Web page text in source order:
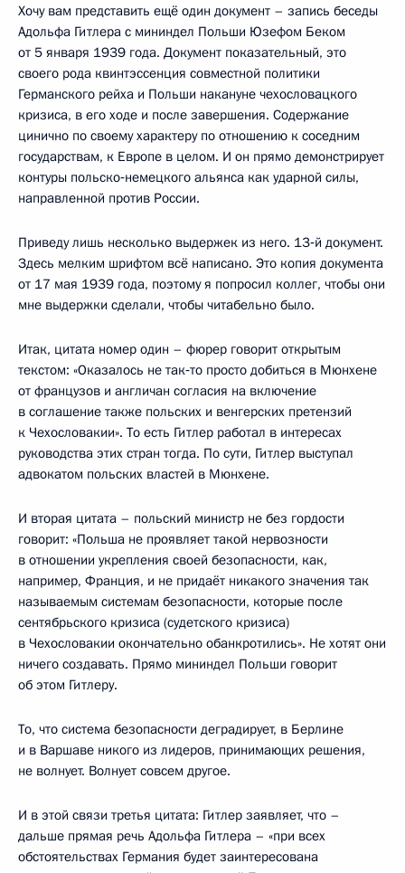
Хочу вам представить ещё один документ – запись беседы
Адольфа Гитлера с мининдел Польши Юзефом Беком
от 5 января 1939 года. Документ показательный, это
своего рода квинтэссенция совместной политики
Германского рейха и Польши накануне чехословацкого
кризиса, в его ходе и после завершения. Содержание
цинично по своему характеру по отношению к соседним
государствам, к Европе в целом. И он прямо демонстрирует
контуры польско‑немецкого альянса как ударной силы,
направленной против России.
Приведу лишь несколько выдержек из него. 13‑й документ.
Здесь мелким шрифтом всё написано. Это копия документа
от 17 мая 1939 года, поэтому я попросил коллег, чтобы они
мне выдержки сделали, чтобы читабельно было.
Итак, цитата номер один – фюрер говорит открытым
текстом: «Оказалось не так‑то просто добиться в Мюнхене
от французов и англичан согласия на включение
в соглашение также польских и венгерских претензий
к Чехословакии». То есть Гитлер работал в интересах
руководства этих стран тогда. По сути, Гитлер выступал
адвокатом польских властей в Мюнхене.
И вторая цитата – польский министр не без гордости
говорит: «Польша не проявляет такой нервозности
в отношении укрепления своей безопасности, как,
например, Франция, и не придаёт никакого значения так
называемым системам безопасности, которые после
сентябрьского кризиса (судетского кризиса)
в Чехословакии окончательно обанкротились». Не хотят они
ничего создавать. Прямо мининдел Польши говорит
об этом Гитлеру.
То, что система безопасности деградирует, в Берлине
и в Варшаве никого из лидеров, принимающих решения,
не волнует. Волнует совсем другое.
И в этой связи третья цитата: Гитлер заявляет, что –
дальше прямая речь Адольфа Гитлера – «при всех
обстоятельствах Германия будет заинтересована